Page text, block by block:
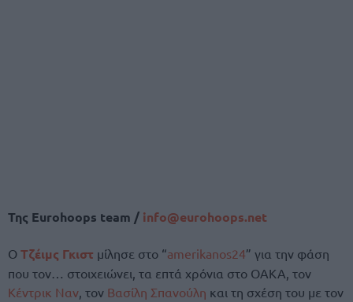
Της Eurohoops team / info@eurohoops.net
Ο Τζέιμς Γκιστ μίλησε στο “amerikanos24” για την φάση
που τον… στοιχειώνει, τα επτά χρόνια στο ΟΑΚΑ, τον
Κέντρικ Ναν, τον Βασίλη Σπανούλη και τη σχέση του με τον